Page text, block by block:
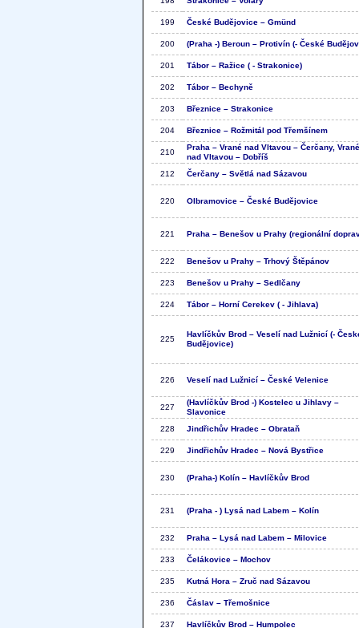
199 České Budějovice – Gmünd
200 (Praha -) Beroun – Protivín (- České
201 Tábor – Ražice ( - Strakonice)
202 Tábor – Bechyně
203 Březnice – Strakonice
204 Březnice – Rožmitál pod Třemšínem
210
Praha – Vrané nad Vltavou – Čerčany, Vrané
nad Vltavou – Dobříš
212
Čerčany – Světlá nad Sázavou
220 Olbramovice – České Budějovice
221 Praha – Benešov u Prahy (regionální
222 Benešov u Prahy – Trhový Štěpánov
223 Benešov u Prahy – Sedlčany
224 Tábor – Horní Cerekev ( - Jihlava)
225
Havlíčkův Brod – Veselí nad Lužnicí (-
Budějovice)
226 Veselí nad Lužnicí – České Velenice
227
(Havlíčkův Brod -) Kostelec u Jihlavy –
Slavonice
228
Jindřichův Hradec – Obrataň
229 Jindřichův Hradec – Nová Bystřice
230 (Praha-) Kolín – Havlíčkův Brod
231 (Praha - ) Lysá nad Labem – Kolín
232 Praha – Lysá nad Labem – Milovice
233 Čelákovice – Mochov
235 Kutná Hora – Zruč nad Sázavou
236 Čáslav – Třemošnice
237 Havlíčkův Brod – Humpolec